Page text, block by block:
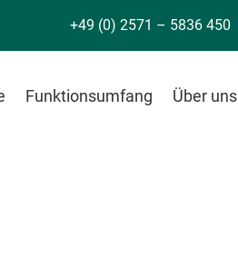
+49 (0) 2571 – 5836 450
Funktionsumfang Über uns